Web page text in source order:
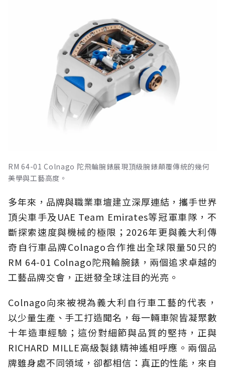
RM 64-01 Colnago 陀飛輪腕錶展現頂級腕錶顛覆傳統的幾何
美學與工藝高度。
多年來，品牌與職業車壇建立深厚連結，攜手世界
頂尖車手及UAE Team Emirates等冠軍車隊，不
斷探索速度與機械的極限；2026年更與義大利傳
奇自行車品牌Colnago合作推出全球限量50只的
RM 64-01 Colnago陀飛輪腕錶，兩個追求卓越的
工藝品牌交會，正迸發全球注目的光亮。
Colnago向來被視為義大利自行車工藝的代表，
以少量生產、手工打造聞名，每一輛車架皆凝聚數
十年造車經驗；這份對細節與品質的堅持，正與
RICHARD MILLE高級製錶精神遙相呼應。兩個品
牌雖身處不同領域，卻都相信：真正的性能，來自